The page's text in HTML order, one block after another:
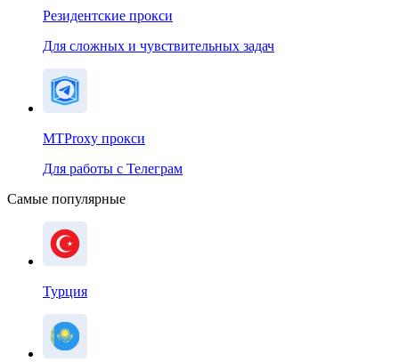
Резидентские прокси
Для сложных и чувствительных задач
MTProxy прокси
Для работы с Телеграм
Самые популярные
Турция